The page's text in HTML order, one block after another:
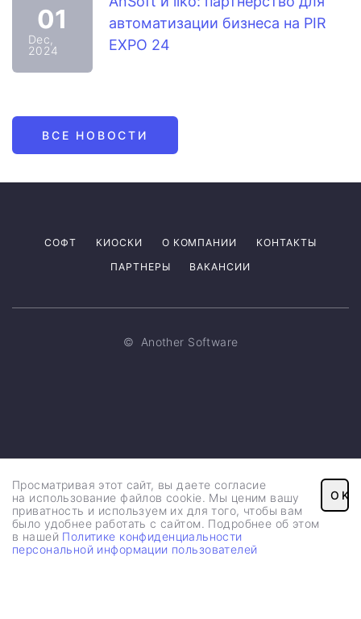
01
Dec,
2024
автоматизации бизнеса на PIR
EXPO 24
ВСЕ НОВОСТИ
СОФТ КИОСКИ О КОМПАНИИ
КОНТАКТЫ
ПАРТНЕРЫ
ВАКАНСИИ
© Another Software
Просматривая этот сайт, вы даете согласие
на использование файлов cookie. Мы ценим вашу
приватность и используем их для того, чтобы вам
было удобнее работать с сайтом. Подробнее об этом
в нашей Политике конфиденциальности
персональной информации пользователей
OK